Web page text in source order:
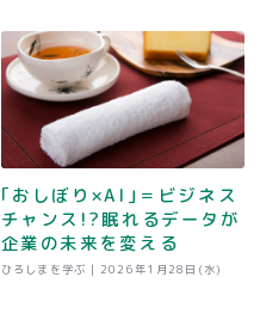
｢おしぼり×AI｣＝ビジネス
チャンス!?眠れるデータが
企業の未来を変える
ひろしまを学ぶ | 2026年1月28日(水)